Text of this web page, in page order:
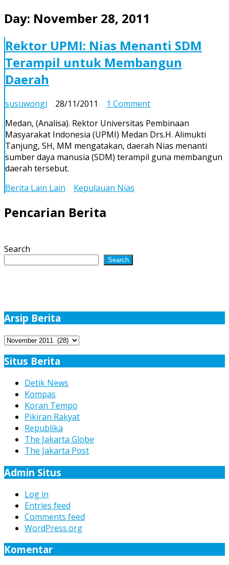
Day: November 28, 2011
Rektor UPMI: Nias Menanti SDM
Terampil untuk Membangun
Daerah
susuwongi 28/11/2011 1 Commenton
UPMI:
Nias
Menanti
SDM
Medan, (Analisa). Rektor Universitas Pembinaan
Masyarakat Indonesia (UPMI) Medan Drs.H. Alimukti
Tanjung, SH, MM mengatakan, daerah Nias menanti
sumber daya manusia (SDM) terampil guna membangun
daerah tersebut.
Berita Lain Lain
Kepulauan Nias
Pencarian Berita
Search
Search
Arsip Berita
Arsip
Situs Berita
Detik News
Kompas
Koran Tempo
Pikiran Rakyat
Republika
The Jakarta Globe
The Jakarta Post
Admin Situs
Log in
Entries feed
Comments feed
WordPress.org
Komentar